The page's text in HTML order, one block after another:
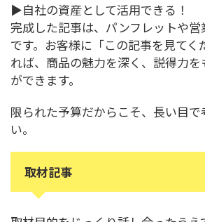
▶自社の資産として活用できる！
完成した記事は、パンフレットや
です。お客様に「この記事を見てく
れば、商品の魅力を深く、説得力を
ができます。
限られた予算だからこそ、長い目で
い。
取材記事